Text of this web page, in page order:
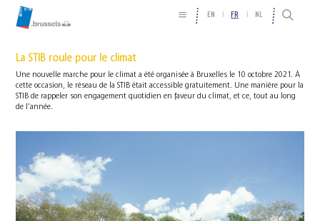
EN FR NL
La STIB roule pour le climat
Une nouvelle marche pour le climat a été organisée à Bruxelles le 10 octobre 2021. À
cette occasion, le réseau de la STIB était accessible gratuitement. Une manière pour la
STIB de rappeler son engagement quotidien en faveur du climat, et ce, tout au long
de l’année.